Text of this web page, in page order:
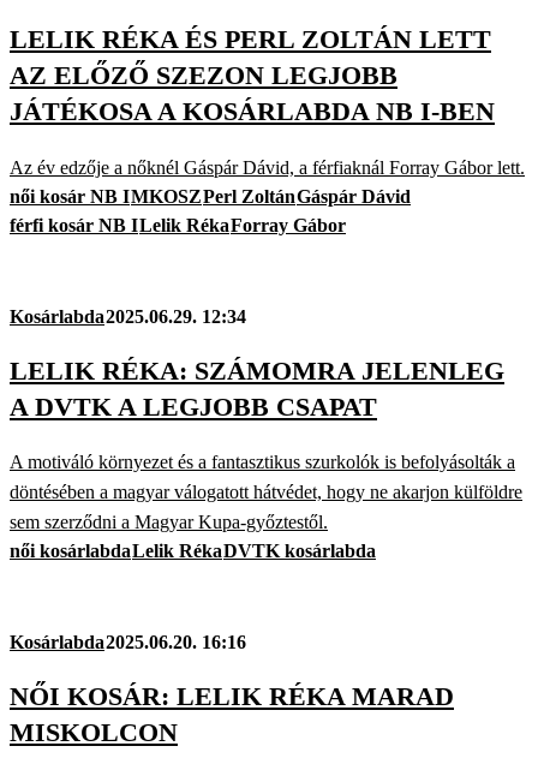
LELIK RÉKA ÉS PERL ZOLTÁN LETT
AZ ELŐZŐ SZEZON LEGJOBB
JÁTÉKOSA A KOSÁRLABDA NB I-BEN
Az év edzője a nőknél Gáspár Dávid, a férfiaknál Forray Gábor lett.
női kosár NB IMKOSZPerl ZoltánGáspár Dávid
férfi kosár NB ILelik RékaForray Gábor
Kosárlabda2025.06.29. 12:34
LELIK RÉKA: SZÁMOMRA JELENLEG
A DVTK A LEGJOBB CSAPAT
A motiváló környezet és a fantasztikus szurkolók is befolyásolták a
döntésében a magyar válogatott hátvédet, hogy ne akarjon külföldre
sem szerződni a Magyar Kupa-győztestől.
női kosárlabdaLelik RékaDVTK kosárlabda
Kosárlabda2025.06.20. 16:16
NŐI KOSÁR: LELIK RÉKA MARAD
MISKOLCON